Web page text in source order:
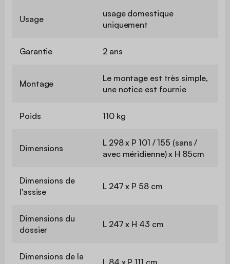
Usage
usage domestique
uniquement
Garantie 2 ans
Montage
Le montage est très simple,
une notice est fournie
Poids 110 kg
Dimensions
L 298 x P 101 / 155 (sans /
avec méridienne) x H 85cm
Dimensions de
l'assise
L 247 x P 58 cm
Dimensions du
dossier
L 247 x H 43 cm
Dimensions de la
L 84 x P 111 cm